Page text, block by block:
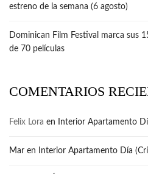
estreno de la semana (6 agosto)
Dominican Film Festival marca sus
de 70 películas
COMENTARIOS
Felix Lora en Interior Apartamento
Mar en Interior Apartamento Día